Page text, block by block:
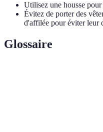
Utilisez une housse pour
Évitez de porter des
d'affilée pour éviter leur
Glossaire